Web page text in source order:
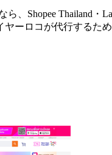
ら、Shopee Thailand
ーロコが代行するた